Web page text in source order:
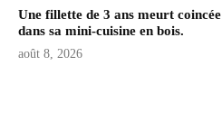
Une fillette de 3 ans meurt coincée
dans sa mini-cuisine en bois.
août 8, 2026